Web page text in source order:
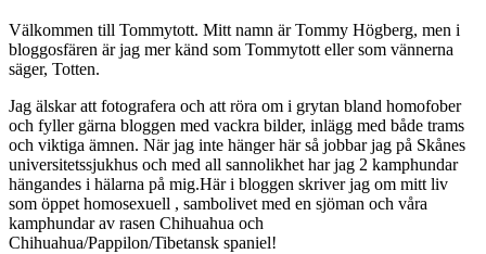
Välkommen till Tommytott. Mitt namn är Tommy Högberg, men i
bloggosfären är jag mer känd som Tommytott eller som vännerna
säger, Totten.
Jag älskar att fotografera och att röra om i grytan bland homofober
och fyller gärna bloggen med vackra bilder, inlägg med både trams
och viktiga ämnen. När jag inte hänger här så jobbar jag på Skånes
universitetssjukhus och med all sannolikhet har jag 2 kamphundar
hängandes i hälarna på mig.Här i bloggen skriver jag om mitt liv
som öppet homosexuell , sambolivet med en sjöman och våra
kamphundar av rasen Chihuahua och
Chihuahua/Pappilon/Tibetansk spaniel!